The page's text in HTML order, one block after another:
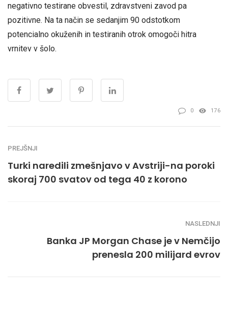
negativno testirane obvestil, zdravstveni zavod pa
pozitivne. Na ta način se sedanjim 90 odstotkom
potencialno okuženih in testiranih otrok omogoči hitra
vrnitev v šolo.
0 176
PREJŠNJI
Turki naredili zmešnjavo v Avstriji-na poroki
skoraj 700 svatov od tega 40 z korono
NASLEDNJI
Banka JP Morgan Chase je v Nemčijo
prenesla 200 milijard evrov